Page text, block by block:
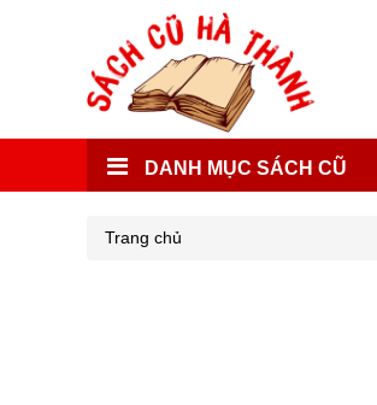
DANH MỤC SÁCH CŨ
Trang chủ